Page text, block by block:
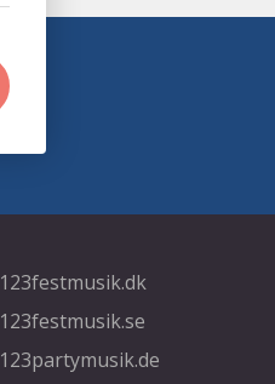
123festmusik.dk
123festmusik.se
123partymusik.de